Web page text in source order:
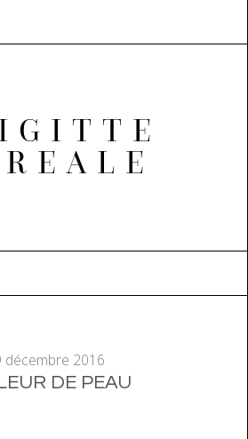
décembre 2016
DE PEAU